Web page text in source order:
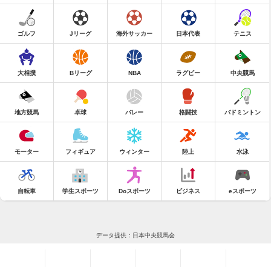
ゴルフ Jリーグ 海外サッカー 日本代表 テニス
大相撲 Bリーグ NBA ラグビー 中央競馬
地方競馬 卓球 バレー 格闘技 バドミントン
モーター フィギュア ウィンター 陸上 水泳
自転車 学生スポーツ Doスポーツ ビジネス eスポーツ
データ提供：日本中央競馬会